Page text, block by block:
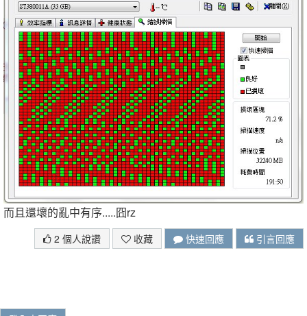
而且還壞的亂中有序.....囧rz
2 個人說讚 收藏 快速回應 引言回應